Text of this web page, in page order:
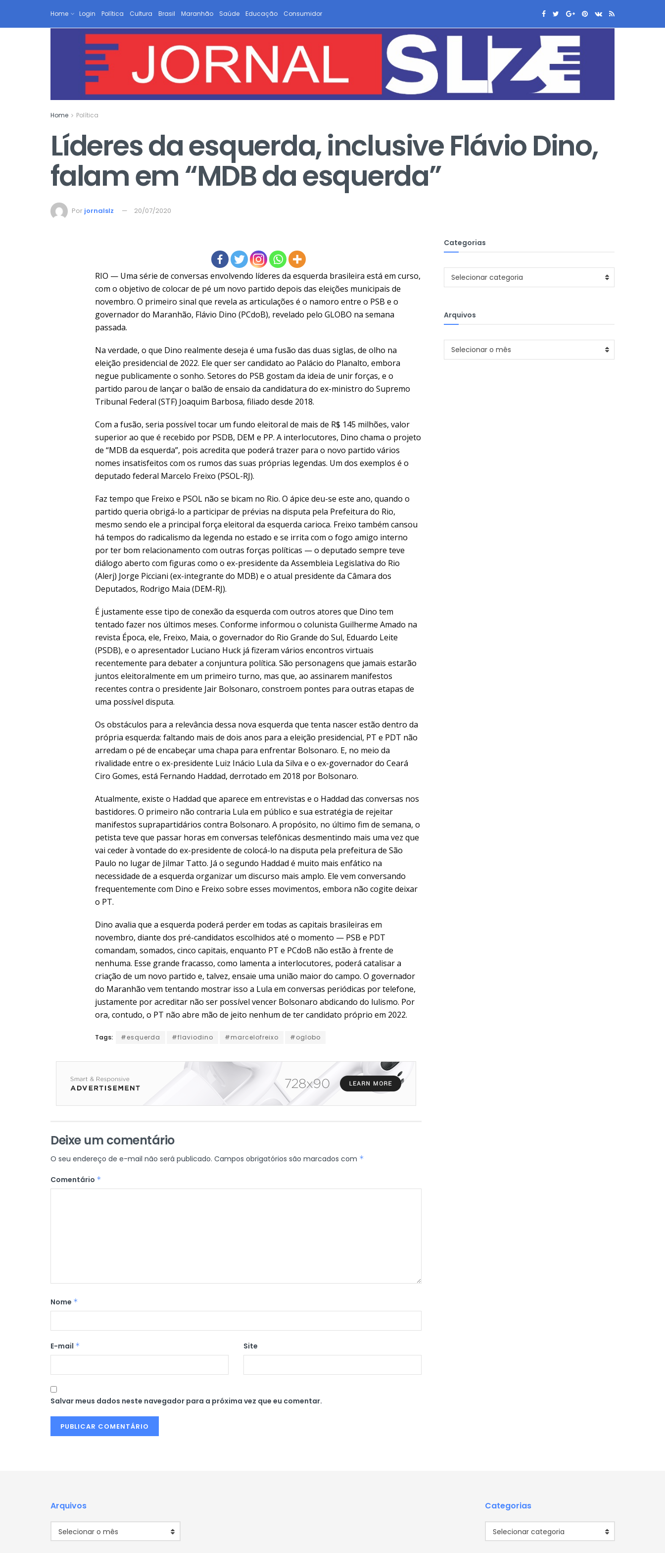
Home Login Política Cultura Brasil Maranhão Saúde Educação Consumidor
Home Política
Líderes da esquerda, inclusive Flávio Dino,
falam em “MDB da esquerda”
Por jornalslz 20/07/2020
RIO — Uma série de conversas envolvendo líderes da esquerda brasileira está em curso,
com o objetivo de colocar de pé um novo partido depois das eleições municipais de
novembro. O primeiro sinal que revela as articulações é o namoro entre o PSB e o
governador do Maranhão, Flávio Dino (PCdoB), revelado pelo GLOBO na semana
passada.
Na verdade, o que Dino realmente deseja é uma fusão das duas siglas, de olho na
eleição presidencial de 2022. Ele quer ser candidato ao Palácio do Planalto, embora
negue publicamente o sonho. Setores do PSB gostam da ideia de unir forças, e o
partido parou de lançar o balão de ensaio da candidatura do ex-ministro do Supremo
Tribunal Federal (STF) Joaquim Barbosa, filiado desde 2018.
Com a fusão, seria possível tocar um fundo eleitoral de mais de R$ 145 milhões, valor
superior ao que é recebido por PSDB, DEM e PP. A interlocutores, Dino chama o projeto
de “MDB da esquerda”, pois acredita que poderá trazer para o novo partido vários
nomes insatisfeitos com os rumos das suas próprias legendas. Um dos exemplos é o
deputado federal Marcelo Freixo (PSOL-RJ).
Faz tempo que Freixo e PSOL não se bicam no Rio. O ápice deu-se este ano, quando o
partido queria obrigá-lo a participar de prévias na disputa pela Prefeitura do Rio,
mesmo sendo ele a principal força eleitoral da esquerda carioca. Freixo também cansou
há tempos do radicalismo da legenda no estado e se irrita com o fogo amigo interno
por ter bom relacionamento com outras forças políticas — o deputado sempre teve
diálogo aberto com figuras como o ex-presidente da Assembleia Legislativa do Rio
(Alerj) Jorge Picciani (ex-integrante do MDB) e o atual presidente da Câmara dos
Deputados, Rodrigo Maia (DEM-RJ).
É justamente esse tipo de conexão da esquerda com outros atores que Dino tem
tentado fazer nos últimos meses. Conforme informou o colunista Guilherme Amado na
revista Época, ele, Freixo, Maia, o governador do Rio Grande do Sul, Eduardo Leite
(PSDB), e o apresentador Luciano Huck já fizeram vários encontros virtuais
recentemente para debater a conjuntura política. São personagens que jamais estarão
juntos eleitoralmente em um primeiro turno, mas que, ao assinarem manifestos
recentes contra o presidente Jair Bolsonaro, constroem pontes para outras etapas de
uma possível disputa.
Os obstáculos para a relevância dessa nova esquerda que tenta nascer estão dentro da
própria esquerda: faltando mais de dois anos para a eleição presidencial, PT e PDT não
arredam o pé de encabeçar uma chapa para enfrentar Bolsonaro. E, no meio da
rivalidade entre o ex-presidente Luiz Inácio Lula da Silva e o ex-governador do Ceará
Ciro Gomes, está Fernando Haddad, derrotado em 2018 por Bolsonaro.
Atualmente, existe o Haddad que aparece em entrevistas e o Haddad das conversas nos
bastidores. O primeiro não contraria Lula em público e sua estratégia de rejeitar
manifestos suprapartidários contra Bolsonaro. A propósito, no último fim de semana, o
petista teve que passar horas em conversas telefônicas desmentindo mais uma vez que
vai ceder à vontade do ex-presidente de colocá-lo na disputa pela prefeitura de São
Paulo no lugar de Jilmar Tatto. Já o segundo Haddad é muito mais enfático na
necessidade de a esquerda organizar um discurso mais amplo. Ele vem conversando
frequentemente com Dino e Freixo sobre esses movimentos, embora não cogite deixar
o PT.
Dino avalia que a esquerda poderá perder em todas as capitais brasileiras em
novembro, diante dos pré-candidatos escolhidos até o momento — PSB e PDT
comandam, somados, cinco capitais, enquanto PT e PCdoB não estão à frente de
nenhuma. Esse grande fracasso, como lamenta a interlocutores, poderá catalisar a
criação de um novo partido e, talvez, ensaie uma união maior do campo. O governador
do Maranhão vem tentando mostrar isso a Lula em conversas periódicas por telefone,
justamente por acreditar não ser possível vencer Bolsonaro abdicando do lulismo. Por
ora, contudo, o PT não abre mão de jeito nenhum de ter candidato próprio em 2022.
Tags: #esquerda #flaviodino #marcelofreixo #oglobo
Deixe um comentário
O seu endereço de e-mail não será publicado. Campos obrigatórios são marcados com *
Comentário *
Nome *
E-mail * Site
Salvar meus dados neste navegador para a próxima vez que eu comentar.
Categorias
Categorias
Selecionar categoria
Arquivos
Arquivos
Selecionar o mês
Arquivos
Selecionar o mês
Categorias
Selecionar categoria